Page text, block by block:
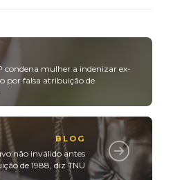
condena mulher a indenizar ex-
por falsa atribuição de
BLOG
não inválido antes
de 1988, diz TNU